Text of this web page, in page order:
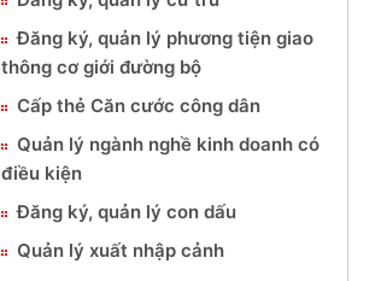
Đăng ký, quản lý phương tiện giao
thông cơ giới đường bộ
Cấp thẻ Căn cước công dân
Quản lý ngành nghề kinh doanh có
điều kiện
Đăng ký, quản lý con dấu
Quản lý xuất nhập cảnh